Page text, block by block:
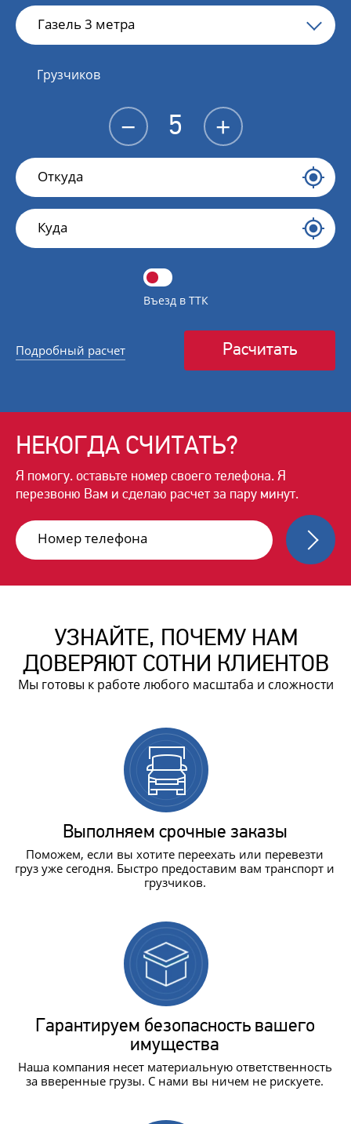
Газель 3 метра
Грузчиков
− +
Въезд в ТТК
Подробный расчет Расчитать
НЕКОГДА СЧИТАТЬ?
Я помогу. оставьте номер своеготелефона. Я
перезвоню Вам и сделаю расчет за пару минут.
УЗНАЙТЕ, ПОЧЕМУ НАМ
ДОВЕРЯЮТ СОТНИ КЛИЕНТОВ
Мы готовы к работе любого масштаба и сложности
Выполняем срочные заказы
Поможем, если вы хотите переехать или перевезти
груз уже сегодня. Быстро предоставим вам транспорт и
грузчиков.
Гарантируем безопасность вашего
имущества
Наша компания несет материальную ответственность
за вверенные грузы. С нами вы ничем не рискуете.